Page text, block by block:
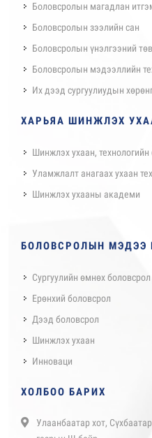
Боловсролын магадлан
Боловсролын зээлийн сан
Боловсролын үнэлгээний төв
Боловсролын мэдээллийн
Их дээд сургуулиудын
ХАРЬЯА ШИНЖЛЭХ
Шинжлэх ухаан, технологийн
Уламжлалт анагаах ухаан
Шинжлэх ухааны академи
БОЛОВСРОЛЫН МЭДЭЭ
Сургуулийн өмнөх боловсрол
Ерөнхий боловсрол
Дээд боловсрол
Шинжлэх ухаан
Инноваци
ХОЛБОО БАРИХ
Улаанбаатар хот,